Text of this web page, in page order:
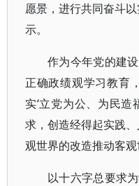
愿景，进行共同奋斗
示。
作为今年党的建
正确政绩观学习教育
实‘立党为公、为民造
求，创造经得起实践
观世界的改造推动客观
以十六字总要求